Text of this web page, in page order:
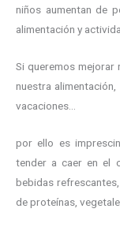
niños aumentan de
alimentación y
Si queremos
nuestra
vacaciones…
por ello es
tender a caer en el
bebidas
de proteínas,